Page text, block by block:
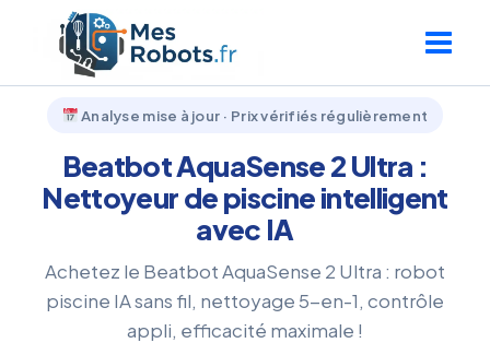
Analyse mise à jour · Prix vérifiés régulièrement
Beatbot AquaSense 2 Ultra :
Nettoyeur de piscine intelligent
avec IA
Achetez le Beatbot AquaSense 2 Ultra : robot
piscine IA sans fil, nettoyage 5-en-1, contrôle
appli, efficacité maximale !